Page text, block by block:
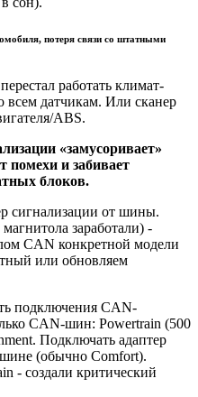
потеря связи со штатными
работать климат-
всем датчикам. Или сканер
ABS.
«замусоривает»
помехи и забивает
блоков.
сигнализации от шины.
заработали) -
CAN конкретной модели
или обновляем
подключения CAN-
CAN-шин: Powertrain (500
Подключать адаптер
(обычно Comfort).
- создали критический